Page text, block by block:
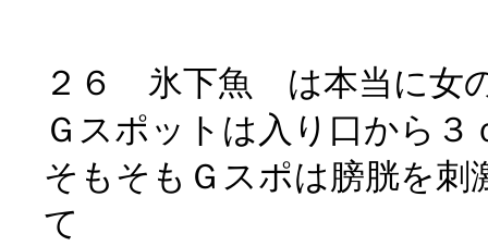
２６ 氷下魚 は本当に女
Ｇスポットは入り口から３
そもそもＧスポは膀胱を刺
て